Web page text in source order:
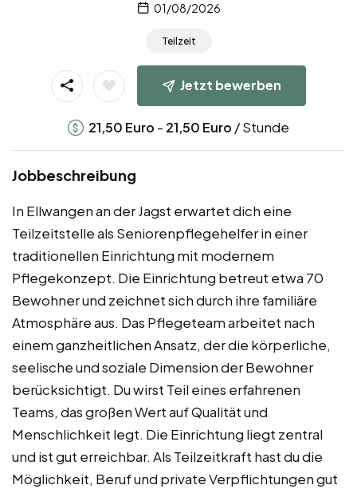
01/08/2026
Teilzeit
Jetzt bewerben
21,50 Euro - 21,50 Euro / Stunde
Jobbeschreibung
In Ellwangen an der Jagst erwartet dich eine
Teilzeitstelle als Seniorenpflegehelfer in einer
traditionellen Einrichtung mit modernem
Pflegekonzept. Die Einrichtung betreut etwa 70
Bewohner und zeichnet sich durch ihre familiäre
Atmosphäre aus. Das Pflegeteam arbeitet nach
einem ganzheitlichen Ansatz, der die körperliche,
seelische und soziale Dimension der Bewohner
berücksichtigt. Du wirst Teil eines erfahrenen
Teams, das großen Wert auf Qualität und
Menschlichkeit legt. Die Einrichtung liegt zentral
und ist gut erreichbar. Als Teilzeitkraft hast du die
Möglichkeit, Beruf und private Verpflichtungen gut